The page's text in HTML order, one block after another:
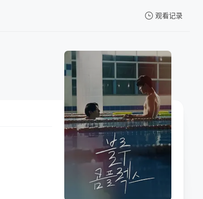
观看记录
暂无观看影片的记录